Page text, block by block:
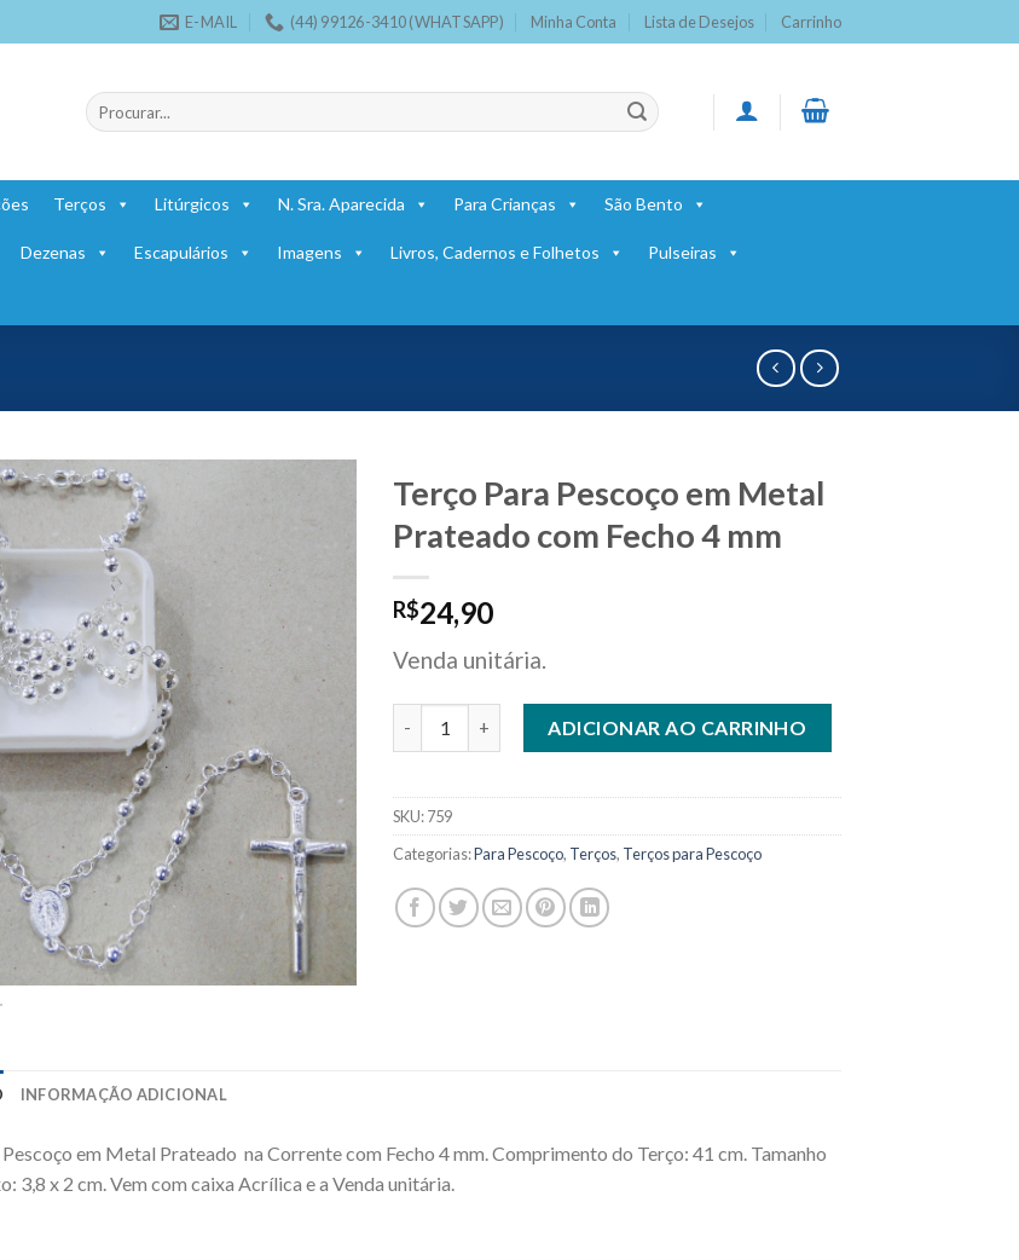
E-MAIL (44) 99126-3410 (WHATSAPP) Minha Conta Lista de Desejos Carrinho
Pesquisar
por:
Terços Litúrgicos N. Sra. Aparecida Para Crianças São Bento
Dezenas Escapulários Imagens Livros, Cadernos e Folhetos Pulseiras
Terço Para Pescoço em Metal
Prateado com Fecho 4 mm
R$24,90
Venda unitária.
ADICIONAR AO CARRINHO
SKU:759
Categorias:Para Pescoço, Terços, Terços para Pescoço
INFORMAÇÃO ADICIONAL
Pescoço em Metal Prateado na Corrente com Fecho 4 mm. Comprimento do Terço: 41 cm. Tamanho
3,8 x 2 cm. Vem com caixa Acrílica e a Venda unitária.